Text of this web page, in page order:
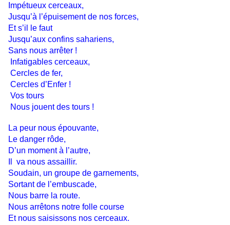
Impétueux cerceaux,
Jusqu’à l’épuisement de nos forces,
Et s’il le faut
Jusqu’aux confins sahariens,
Sans nous arrêter !
Infatigables cerceaux,
Cercles de fer,
Cercles d’Enfer !
Vos tours
Nous jouent des tours !
La peur nous épouvante,
Le danger rôde,
D’un moment à l’autre,
Il va nous assaillir.
Soudain, un groupe de garnements,
Sortant de l’embuscade,
Nous barre la route.
Nous arrêtons notre folle course
Et nous saisissons nos cerceaux.